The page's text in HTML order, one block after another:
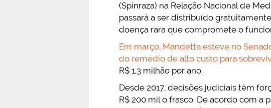
(Spinraza) na Relação Nacional de
passará a ser distribuído
doença rara que compromete o
Em março, Mandetta esteve no
do remédio de alto custo para
R$ 1,3 milhão por ano.
Desde 2017, decisões judiciais têm
R$ 200 mil o frasco. De acordo com a